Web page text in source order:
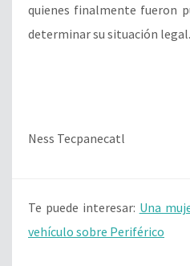
quienes finalmente fueron
determinar su situación legal.
Ness Tecpanecatl
Te puede interesar: Una
vehículo sobre Periférico